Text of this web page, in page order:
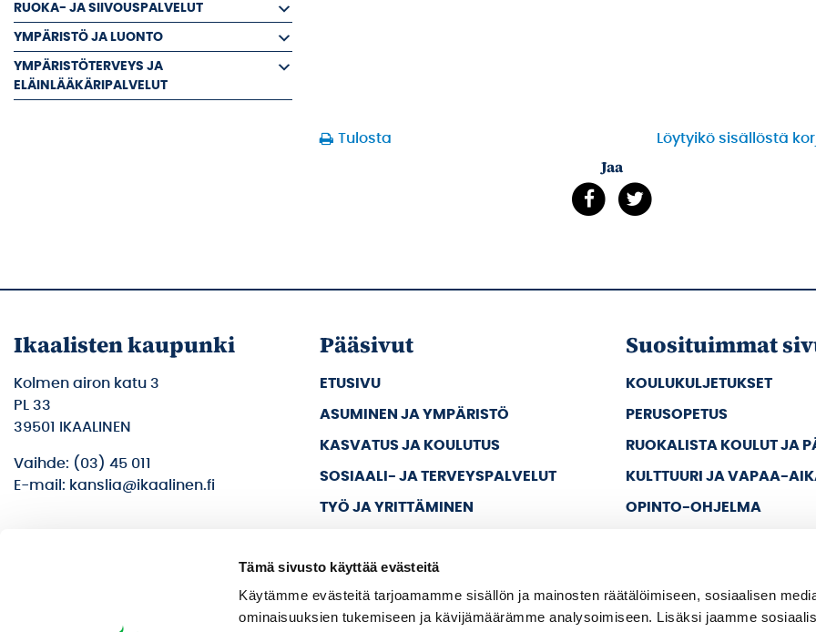
Tämä sivusto käyttää evästeitä
Käytämme evästeitä tarjoamamme sisällön ja mainosten räätälöimiseen, sosiaalisen
ominaisuuksien tukemiseen ja kävijämäärämme analysoimiseen. Lisäksi jaamme
RUOKA- JA SIIVOUSPALVELUT
YMPÄRISTÖ JA LUONTO
YMPÄRISTÖTERVEYS JA
ELÄINLÄÄKÄRIPALVELUT
Tulosta Löytyikö sisällöstä
Jaa
Ikaalisten kaupunki
Kolmen airon katu 3
PL 33
39501 IKAALINEN
Vaihde: (03) 45 011
E-mail: kanslia@ikaalinen.fi
Pääsivut
ETUSIVU
ASUMINEN JA YMPÄRISTÖ
KASVATUS JA KOULUTUS
SOSIAALI- JA TERVEYSPALVELUT
TYÖ JA YRITTÄMINEN
KAUPUNKI JA HALLINTO
Suosituimmat
KOULUKULJETUKSET
PERUSOPETUS
RUOKALISTA KOULUT JA
KULTTUURI JA VAPAA-
OPINTO-OHJELMA